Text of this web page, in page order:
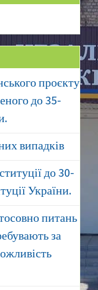
проєкту
до 35-
випадків
до 30-
України.
питань
за